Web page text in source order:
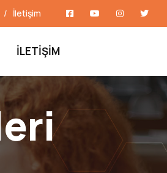
İletişim
İLETIŞIM